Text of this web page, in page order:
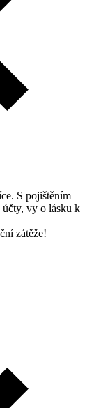
S pojištěním
účty, vy o lásku k
zátěže!